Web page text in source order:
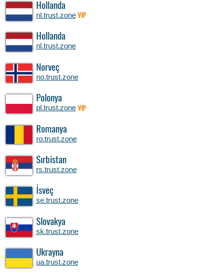
Hollanda
nl.trust.zone VIP
Hollanda
nl.trust.zone
Norveç
no.trust.zone
Polonya
pl.trust.zone VIP
Romanya
ro.trust.zone
Sırbistan
rs.trust.zone
İsveç
se.trust.zone
Slovakya
sk.trust.zone
Ukrayna
ua.trust.zone